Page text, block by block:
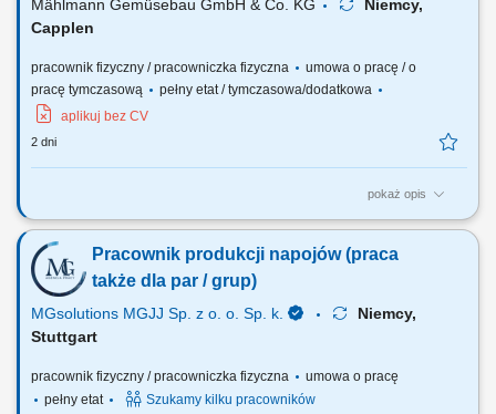
Mählmann Gemüsebau GmbH & Co. KG
Niemcy,
Capplen
pracownik fizyczny / pracowniczka fizyczna
umowa o pracę / o
pracę tymczasową
pełny etat / tymczasowa/dodatkowa
aplikuj bez CV
2 dni
pokaż opis
Praca sezonowa - sadzenie, zbiór warzyw od 12 sierpnia 2026 Wymiar
pracy: sezonowa, umowa o pracę Opis stanowiska: Praca odbywa się w
systemie akordu grupowego, indywidualnego (zbiór warzyw, sadzenie)
oraz na godziny (od 13,90€/godz. netto-inne prace np. kierowca,
brygadzista,…) Wymagania:...
Pracownik produkcji napojów (praca
także dla par / grup)
MGsolutions MGJJ Sp. z o. o. Sp. k.
Niemcy,
Stuttgart
pracownik fizyczny / pracowniczka fizyczna
umowa o pracę
pełny etat
Szukamy kilku pracowników